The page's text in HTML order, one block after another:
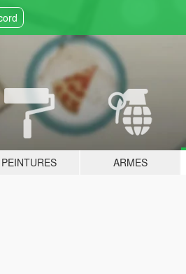
PEINTURES ARMES